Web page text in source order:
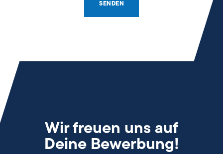
SENDEN
Wir freuen uns auf
Deine Bewerbung!